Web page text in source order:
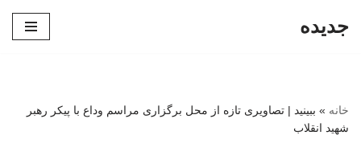
جدیده
خانه » ببینید | تصاویری تازه از محل برگزاری مراسم وداع با پیکر رهبر
شهید انقلاب